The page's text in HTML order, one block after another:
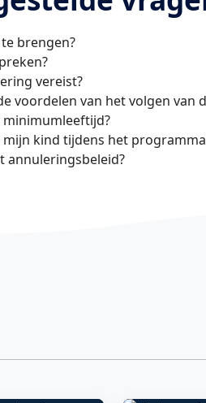
brengen?
vereist?
voordelen van het volgen van
minimumleeftijd?
mijn kind tijdens het
annuleringsbeleid?